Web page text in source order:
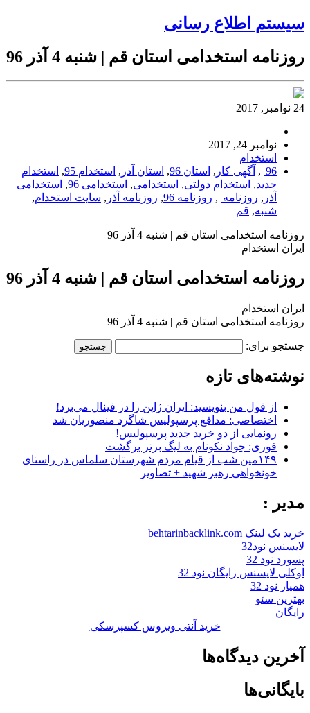
سیستم اطلاع رسانی
روزنامه استخدامی استان قم | شنبه 4 آذر 96
24 نوامبر, 2017
نوامبر 24, 2017
استخدام
96 |
, آگهی کار , استان 96 , استان آذر , استخدام 95 , استخدام
جدید, استخدام دولتی, استخدامی, استخدامی 96 , استخدامی
آذر , روزنامه |, روزنامه 96 , روزنامه آذر , سایت استخدام,
شنبه, قم
روزنامه استخدامی استان قم | شنبه 4 آذر 96
ایران استخدام
روزنامه استخدامی استان قم | شنبه 4 آذر 96
ایران استخدام
روزنامه استخدامی استان قم | شنبه 4 آذر 96
جستجو برای:
نوشته‌های تازه
از قول من بنویسید: ایران ژاپن را در فینال می‌برد!
اختصاصی: مدافع پرسپولیس شاگرد منصوریان شد
رونمایی از دو خرید جدید پرسپولیس!
فوری: جواد نکونام به لیگ برتر برگشت
۱۴۹مین شب از قیام مردم شهرستان سلماس در راستای
خونخواهی رهبر شهید + تصاویر
مدیر :
خرید بک لینک behtarinbacklink.com
لایسنس نود32
پسورد نود 32
اوکلی لایسنس رایگان نود 32
همیار نود 32
بهترین سئو
رایگان
خرید آنتی ویروس کسپرسکی
آخرین دیدگاه‌ها
بایگانی‌ها